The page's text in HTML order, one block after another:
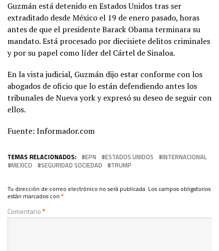
Guzmán está detenido en Estados Unidos tras ser
extraditado desde México el 19 de enero pasado, horas
antes de que el presidente Barack Obama terminara su
mandato. Está procesado por diecisiete delitos criminales
y por su papel como líder del Cártel de Sinaloa.
En la vista judicial, Guzmán dijo estar conforme con los
abogados de oficio que lo están defendiendo antes los
tribunales de Nueva york y expresó su deseo de seguir con
ellos.
Fuente: Informador.com
TEMAS RELACIONADOS: EPN ESTADOS UNIDOS
INTERNACIONAL
MEXICO
SEGURIDAD SOCIEDAD TRUMP
Tu dirección de correo electrónico no será publicada. Los campos obligatorios
están marcados con *
Comentario*